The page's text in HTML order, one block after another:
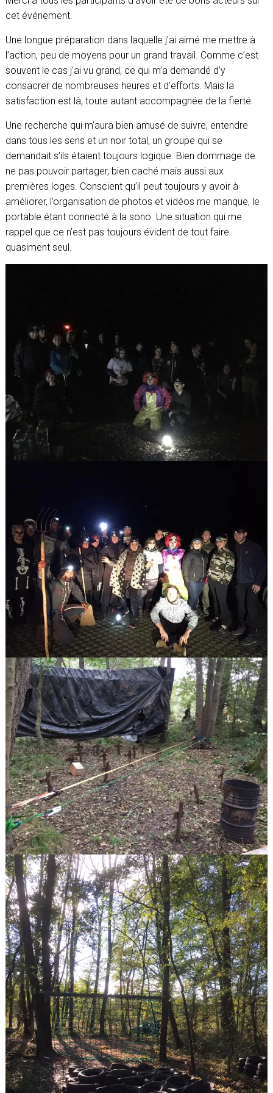
cet événement.
Une longue préparation dans laquelle j’ai aimé me mettre à
l’action, peu de moyens pour un grand travail. Comme c’est
souvent le cas j’ai vu grand, ce qui m’a demandé d’y
consacrer de nombreuses heures et d’efforts. Mais la
satisfaction est là, toute autant accompagnée de la fierté.
Une recherche qui m’aura bien amusé de suivre, entendre
dans tous les sens et un noir total, un groupe qui se
demandait s’ils étaient toujours logique. Bien dommage de
ne pas pouvoir partager, bien caché mais aussi aux
premières loges. Conscient qu’il peut toujours y avoir à
améliorer, l’organisation de photos et vidéos me manque, le
portable étant connecté à la sono. Une situation qui me
rappel que ce n’est pas toujours évident de tout faire
quasiment seul.